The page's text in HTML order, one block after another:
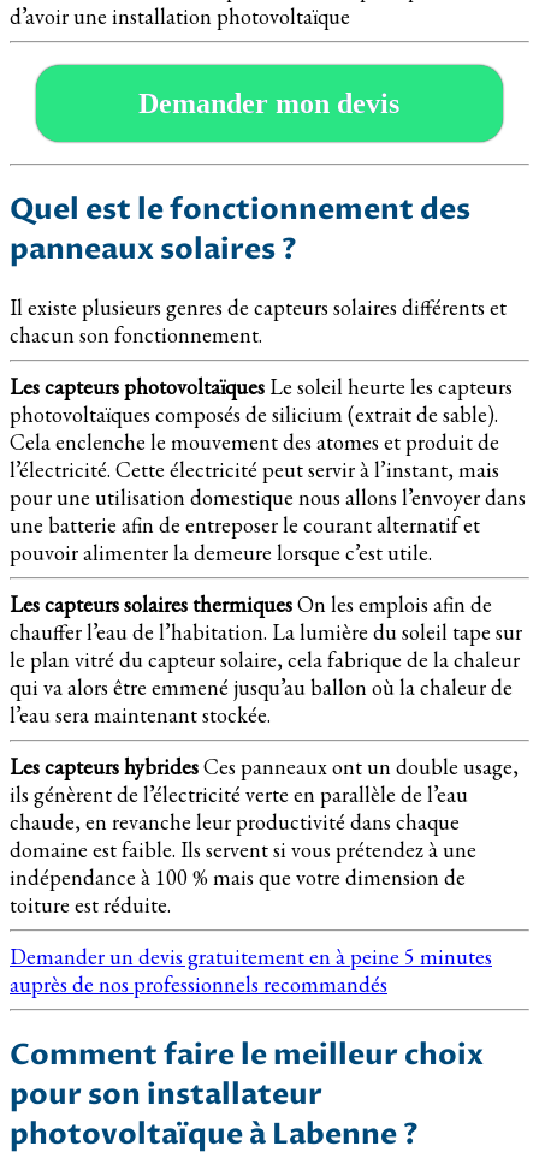
d’avoir une installation photovoltaïque
Demander mon devis
Quel est le fonctionnement des
panneaux solaires ?
Il existe plusieurs genres de capteurs solaires différents et
chacun son fonctionnement.
Les capteurs photovoltaïques Le soleil heurte les capteurs
photovoltaïques composés de silicium (extrait de sable).
Cela enclenche le mouvement des atomes et produit de
l’électricité. Cette électricité peut servir à l’instant, mais
pour une utilisation domestique nous allons l’envoyer dans
une batterie afin de entreposer le courant alternatif et
pouvoir alimenter la demeure lorsque c’est utile.
Les capteurs solaires thermiquesOn les emplois afin de
chauffer l’eau de l’habitation. La lumière du soleil tape sur
le plan vitré du capteur solaire, cela fabrique de la chaleur
qui va alors être emmené jusqu’au ballon où la chaleur de
l’eau sera maintenant stockée.
Les capteurs hybridesCes panneaux ont un double usage,
ils génèrent de l’électricité verte en parallèle de l’eau
chaude, en revanche leur productivité dans chaque
domaine est faible. Ils servent si vous prétendez à une
indépendance à 100 % mais que votre dimension de
toiture est réduite.
Demander un devis gratuitement en à peine 5 minutes
auprès de nos professionnels recommandés
Comment faire le meilleur choix
pour son installateur
photovoltaïque à Labenne ?